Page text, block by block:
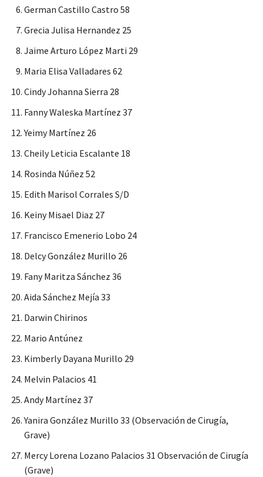
German Castillo Castro 58
Grecia Julisa Hernandez 25
Jaime Arturo López Marti 29
Maria Elisa Valladares 62
Cindy Johanna Sierra 28
Fanny Waleska Martínez 37
Yeimy Martínez 26
Cheily Leticia Escalante 18
Rosinda Núñez 52
Edith Marisol Corrales S/D
Keiny Misael Diaz 27
Francisco Emenerio Lobo 24
Delcy González Murillo 26
Fany Maritza Sánchez 36
Aida Sánchez Mejía 33
Darwin Chirinos
Mario Antúnez
Kimberly Dayana Murillo 29
Melvin Palacios 41
Andy Martínez 37
Yanira González Murillo 33 (Observación de Cirugía,
Grave)
Mercy Lorena Lozano Palacios 31 Observación de Cirugía
(Grave)